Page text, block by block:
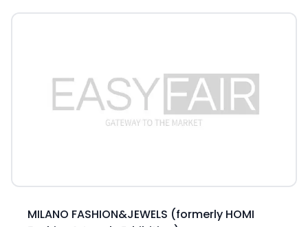
MILANO FASHION&JEWELS (formerly HOMI